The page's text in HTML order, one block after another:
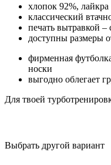
хлопок 92%, лайкра
классический
печать вытравкой
доступны размеры
фирменная
носки
выгодно облегает
Для твоей
Выбрать другой вариант